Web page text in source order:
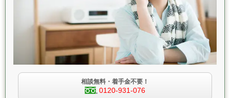
相談無料・着手金不要！
0120-931-076